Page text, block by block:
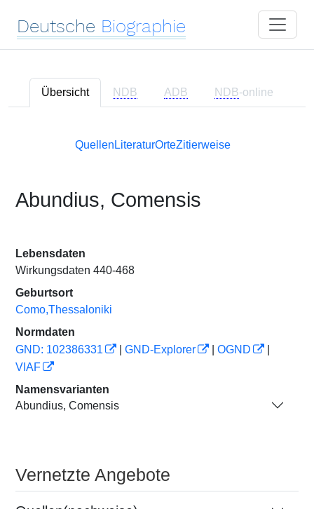
Deutsche Biographie
Übersicht NDB ADB NDB-online
Quellen LiteraturOrteZitierweise
Abundius, Comensis
Lebensdaten
Wirkungsdaten 440-468
Geburtsort
Como,Thessaloniki
Normdaten
GND: 102386331
GND-Explorer OGND
VIAF
Namensvarianten
Abundius, Comensis
Vernetzte Angebote